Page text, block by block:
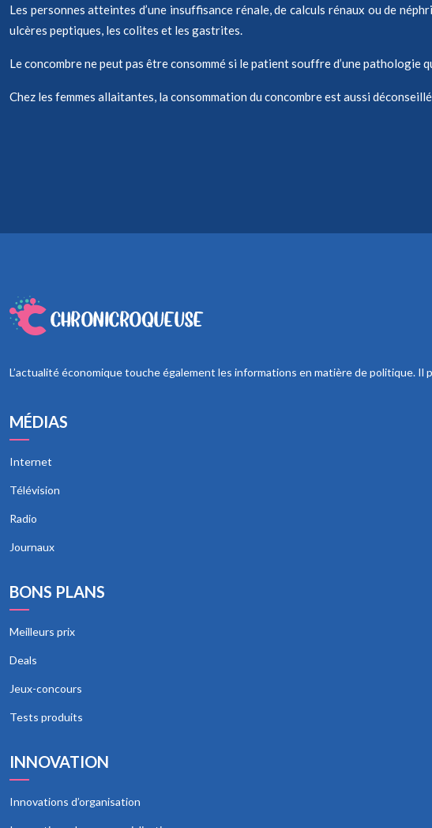
Les personnes atteintes d’une insuffisance rénale, de calculs rénaux ou de
ulcères peptiques, les colites et les gastrites.
Le concombre ne peut pas être consommé si le patient souffre d’une pathologie
Chez les femmes allaitantes, la consommation du concombre est aussi
L’actualité économique touche également les informations en matière de politique.
MÉDIAS
Internet
Télévision
Radio
Journaux
BONS PLANS
Meilleurs prix
Deals
Jeux-concours
Tests produits
INNOVATION
Innovations d’organisation